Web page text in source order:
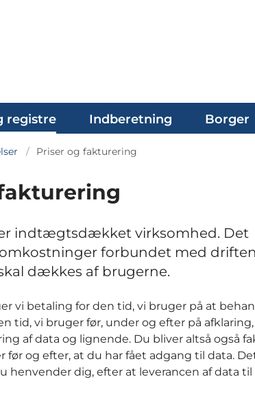
registre Indberetning Borger
Priser og fakturering
er indtægtsdækket virksomhed. Det
forbundet med
dækkes af brugerne.
vi betaling for den tid, vi bruger på at
tid, vi bruger før, under og efter på afklaring,
af data og lignende. Du bliver altså også
før og efter, at du har fået adgang til data.
henvender dig, efter at leverancen af data